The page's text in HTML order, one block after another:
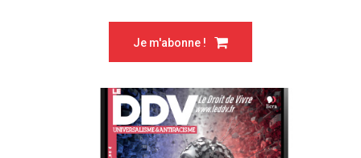
Je m'abonne !